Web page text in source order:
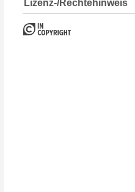
Lizenz-/Rechtehinweis